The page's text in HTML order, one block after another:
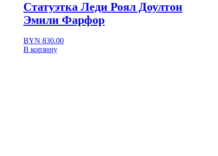
Статуэтка Леди Роял Доултон
Эмили Фарфор
BYN 830.00
В корзину